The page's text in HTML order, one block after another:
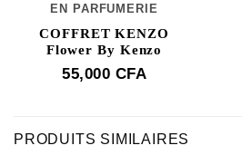
EN PARFUMERIE
COFFRET KENZO
Flower By Kenzo
55,000 CFA
PRODUITS SIMILAIRES